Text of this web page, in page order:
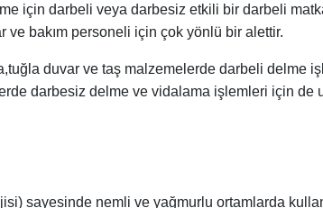
için darbeli veya darbesiz etkili bir darbeli
ve bakım personeli için çok yönlü bir alettir.
duvar ve taş malzemelerde darbeli delme
darbesiz delme ve vidalama işlemleri için de
sayesinde nemli ve yağmurlu ortamlarda